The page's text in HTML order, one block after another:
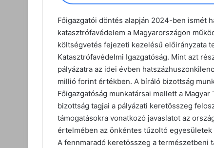
Főigazgatói döntés alapján 2024-ben ismét
katasztrófavédelem a Magyarországon
költségvetés fejezeti kezelésű előirányzata
Katasztrófavédelmi Igazgatóság. Mint azt
pályázatra az idei évben
millió forint értékben. A bíráló bizottság
Főigazgatóság munkatársai mellett a
bizottság tagjai a pályázati keretösszeg
támogatásokra vonatkozó javaslatot az
értelmében az önkéntes tűzoltó
A fennmaradó keretösszeg a természetbeni